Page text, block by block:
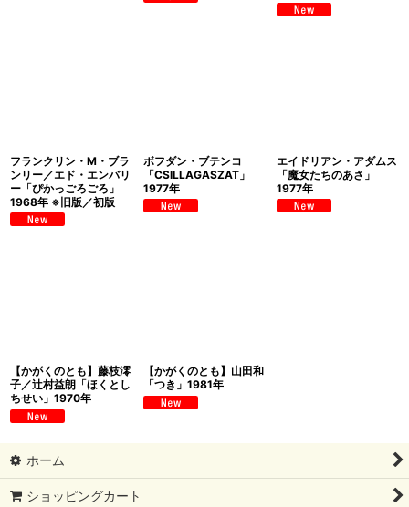
フランクリン・M・ブラ
ンリー／エド・エンバリ
ー「ぴかっごろごろ」
1968年 ※旧版／初版
ボフダン・ブテンコ
「CSILLAGASZAT」
1977年
エイドリアン・アダムス
「魔女たちのあさ」
1977年
【かがくのとも】藤枝澪
子／辻村益朗「ほくとし
ちせい」1970年
【かがくのとも】山田和
「つき」1981年
ホーム
ショッピングカート